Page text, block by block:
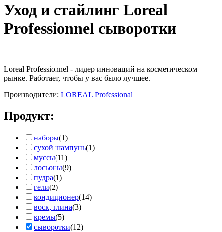
Уход и стайлинг Loreal
Professionnel сыворотки
Loreal Professionnel - лидер инноваций на косметическом
рынке. Работает, чтобы у вас было лучшее.
Производители: LOREAL Professional
Продукт:
наборы(1)
сухой шампунь(1)
муссы(11)
лосьоны(9)
пудра(1)
гели(2)
кондиционер(14)
воск, глина(3)
кремы(5)
сыворотки(12)